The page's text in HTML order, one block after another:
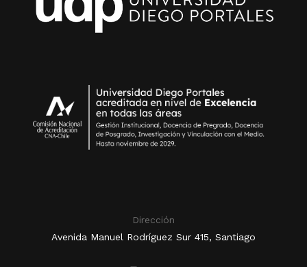
Dirección
Avenida Manuel Rodríguez Sur 415, Santiago